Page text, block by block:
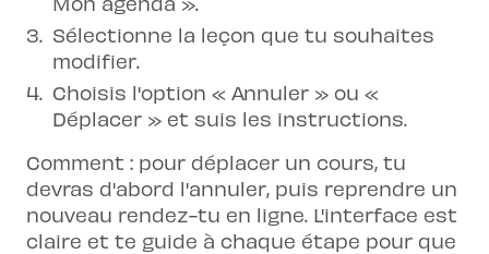
Sélectionne la leçon que tu souhaites
modifier.
Choisis l'option « Annuler » ou «
Déplacer » et suis les instructions.
Comment : pour déplacer un cours, tu
devras d'abord l'annuler, puis reprendre un
nouveau rendez-tu en ligne. L'interface est
claire et te guide à chaque étape pour que